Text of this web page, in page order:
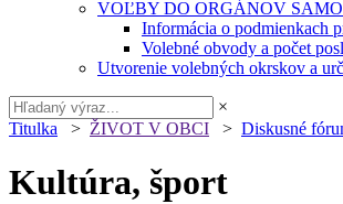
VOĽBY DO ORGÁNOV
Informácia o podmienkach
Volebné obvody a počet
Utvorenie volebných okrskov a
×
Titulka > ŽIVOT V OBCI > Diskusné
Kultúra, šport